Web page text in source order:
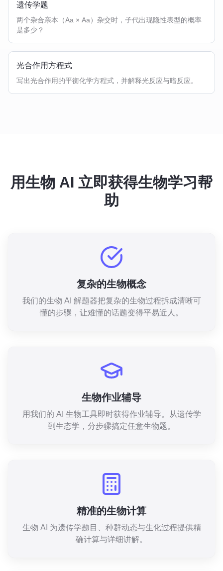
遗传学题
两个杂合亲本（Aa × Aa）杂交时，子代出现隐性表型的概率
是多少？
光合作用方程式
写出光合作用的平衡化学方程式，并解释光反应与暗反应。
用生物 AI 立即获得生物学习帮
助
复杂的生物概念
我们的生物 AI 解题器把复杂的生物过程拆成清晰可
懂的步骤，让难懂的话题变得平易近人。
生物作业辅导
用我们的 AI 生物工具即时获得作业辅导。从遗传学
到生态学，分步骤搞定任意生物题。
精准的生物计算
生物 AI 为遗传学题目、种群动态与生化过程提供精
确计算与详细讲解。